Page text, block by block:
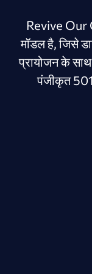
Revive Our
मॉडल है, जिसे
प्रायोजन के
पंजीकृत